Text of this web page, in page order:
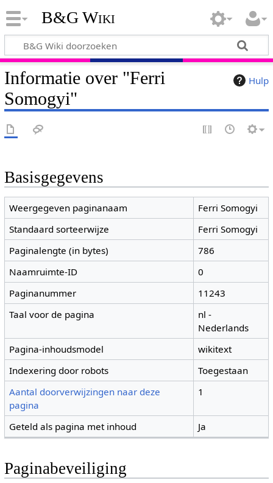
B&G Wiki
Hulp
Informatie over "Ferri
Somogyi"
Basisgegevens
Weergegeven paginanaam
Ferri Somogyi
Standaard sorteerwijze
Ferri Somogyi
Paginalengte (in bytes)
786
Naamruimte-ID
0
Paginanummer
11243
Taal voor de pagina
nl -
Nederlands
Pagina-inhoudsmodel
wikitext
Indexering door robots
Toegestaan
Aantal doorverwijzingen naar deze
pagina
1
Geteld als pagina met inhoud Ja
Paginabeveiliging